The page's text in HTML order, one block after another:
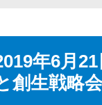
年6月
創生戦略